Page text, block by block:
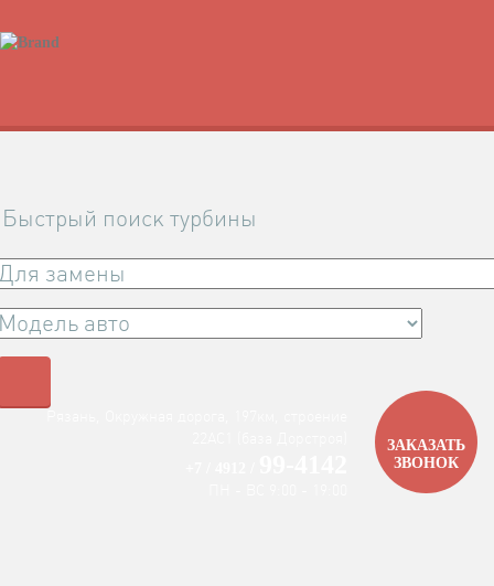
Быстрый поиск турбины
ЗАКАЗАТЬ
ЗВОНОК